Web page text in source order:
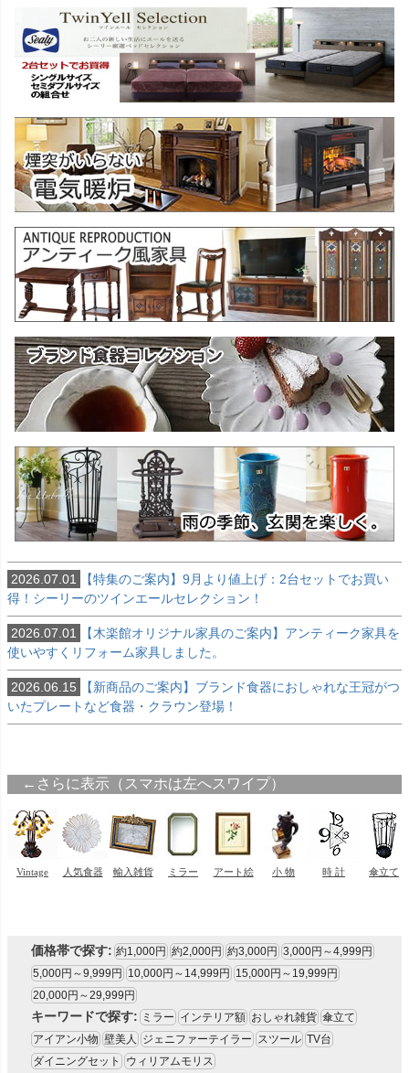
2026.07.01
【特集のご案内】9月より値上げ：2台セットでお買い
得！シーリーのツインエールセレクション！
2026.07.01
【木楽館オリジナル家具のご案内】アンティーク家具を
使いやすくリフォーム家具しました。
2026.06.15
【新商品のご案内】ブランド食器におしゃれな王冠がつ
いたプレートなど食器・クラウン登場！
価格帯で探す: 約1,000円 約2,000円 約3,000円 3,000円～4,999円
5,000円～9,999円
10,000円～14,999円
15,000円～19,999円
20,000円～29,999円
キーワードで探す: ミラー インテリア額 おしゃれ雑貨 傘立て
アイアン小物 壁美人 ジェニファーテイラー スツール TV台
ダイニングセット
ウィリアムモリス